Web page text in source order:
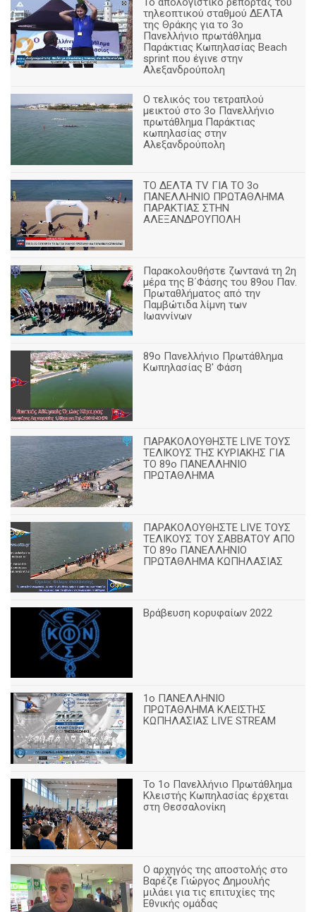
τηλεοπτικού σταθμού ΔΕΛΤΑ
της Θράκης για το 3ο
Πανελλήνιο πρωτάθλημα
Παράκτιας Κωπηλασίας Beach
sprint που έγινε στην
Αλεξανδρούπολη
Ο τελικός του τετραπλού
μεικτού στο 3ο Πανελλήνιο
πρωτάθλημα Παράκτιας
κωπηλασίας στην
Αλεξανδρούπολη
ΤΟ ΔΕΛΤΑ ΤV ΓΙΑ ΤΟ 3ο
ΠΑΝΕΛΛΗΝΙΟ ΠΡΩΤΑΘΛΗΜΑ
ΠΑΡΑΚΤΙΑΣ ΣΤΗΝ
ΑΛΕΞΑΝΔΡΟΥΠΟΛΗ
Παρακολουθήστε ζωντανά τη 2η
μέρα της Β΄Φάσης του 89ου Παν.
Πρωταθλήματος από την
Παμβώτιδα λίμνη των
Ιωαννίνων
89o Πανελλήνιο Πρωτάθλημα
Κωπηλασίας Β' Φάση
ΠΑΡΑΚΟΛΟΥΘΗΣΤΕ LIVE ΤΟΥΣ
ΤΕΛΙΚΟΥΣ ΤΗΣ ΚΥΡΙΑΚΗΣ ΓΙΑ
ΤΟ 89ο ΠΑΝΕΛΛΗΝΙΟ
ΠΡΩΤΑΘΛΗΜΑ
ΠΑΡΑΚΟΛΟΥΘΗΣΤΕ LIVE ΤΟΥΣ
ΤΕΛΙΚΟΥΣ ΤΟΥ ΣΑΒΒΑΤΟΥ ΑΠΟ
TO 89o ΠΑΝΕΛΛΗΝΙΟ
ΠΡΩΤΑΘΛΗΜΑ ΚΩΠΗΛΑΣΙΑΣ
Βράβευση κορυφαίων 2022
1ο ΠΑΝΕΛΛΗΝΙΟ
ΠΡΩΤΑΘΛΗΜΑ ΚΛΕΙΣΤΗΣ
ΚΩΠΗΛΑΣΙΑΣ LIVE STREAM
Το 1ο Πανελλήνιο Πρωτάθλημα
Κλειστής Κωπηλασίας έρχεται
στη Θεσσαλονίκη
Ο αρχηγός της αποστολής στο
Βαρέζε Γιώργος Δημουλής
μιλάει για τις επιτυχίες της
Εθνικής ομάδας